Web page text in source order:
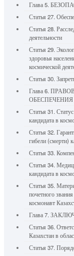
Глава 5.
Статья 27.
Статья 28.
деятельности
Статья 29.
здоровья
космической
Статья 30.
Глава 6.
Статья 31.
кандидата в
Статья 32.
гибели (смерти)
Статья 33.
Статья 34.
кандидата в
Статья 35.
почетного
космонавт
Глава 7.
Статья 36.
Казахстан в
Статья 37.